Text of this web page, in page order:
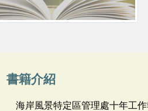
書籍介紹
海岸風景特定區管理處十年工